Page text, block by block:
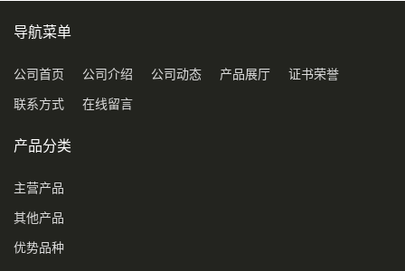
导航菜单
公司首页 公司介绍 公司动态 产品展厅 证书荣誉
联系方式 在线留言
产品分类
主营产品
其他产品
优势品种